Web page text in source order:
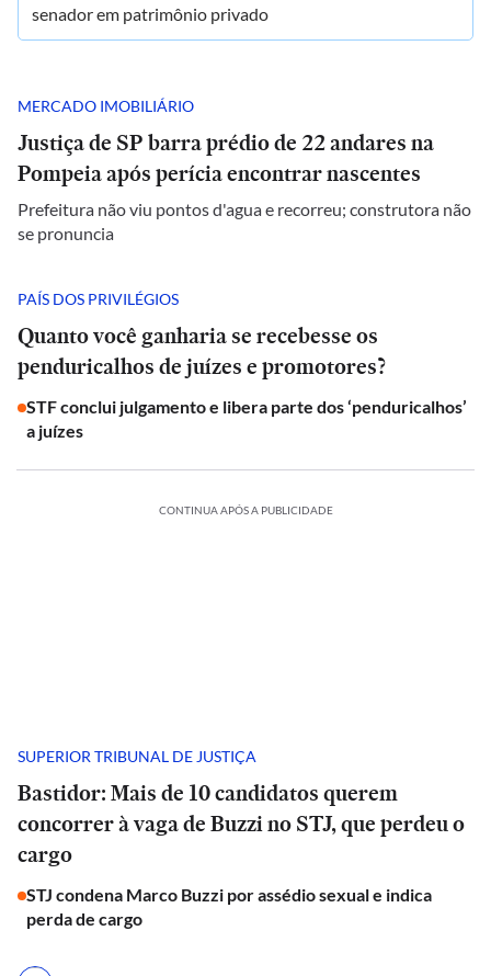
senador em patrimônio privado
MERCADO IMOBILIÁRIO
Justiça de SP barra prédio de 22 andares na
Pompeia após perícia encontrar nascentes
Prefeitura não viu pontos d'agua e recorreu; construtora não
se pronuncia
PAÍS DOS PRIVILÉGIOS
Quanto você ganharia se recebesse os
penduricalhos de juízes e promotores?
STF conclui julgamento e libera parte dos ‘penduricalhos’
a juízes
CONTINUA APÓS A PUBLICIDADE
SUPERIOR TRIBUNAL DE JUSTIÇA
Bastidor: Mais de 10 candidatos querem
concorrer à vaga de Buzzi no STJ, que perdeu o
cargo
STJ condena Marco Buzzi por assédio sexual e indica
perda de cargo